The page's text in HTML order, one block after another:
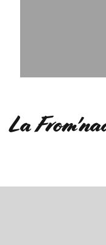
La